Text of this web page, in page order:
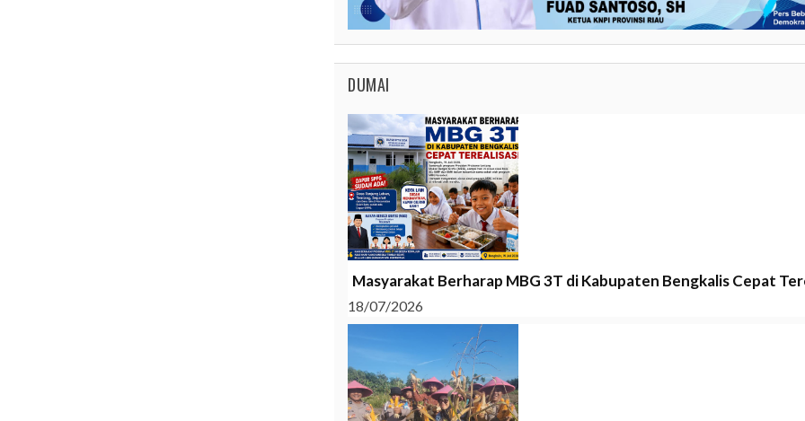
DUMAI
Masyarakat Berharap MBG 3T di Kabupaten Bengkalis Cepat
18/07/2026